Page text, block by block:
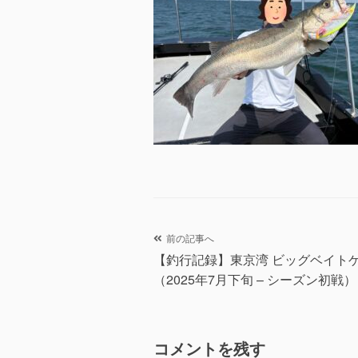
投
稿
ビ
前の記事へ
【釣行記録】東京湾 ビッグベイト
（2025年7月下旬 – シーズン初戦）
コメントを残す